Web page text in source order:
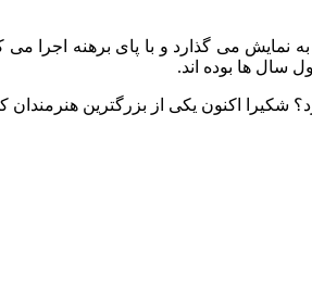
می گذارد و با پای برهنه اجرا می
سال ها بوده اند.
شکیرا اکنون یکی از بزرگترین